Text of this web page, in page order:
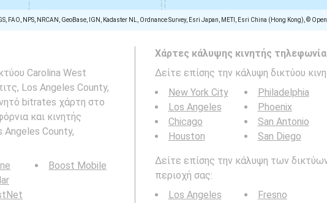
FAO, NPS, NRCAN, GeoBase, IGN, Kadaster NL, Ordnance Survey, Esri Japan, METI, Esri China (Hong Kong), ©
Carolina West
Los Angeles County,
bitrates χάρτη στο
και κινητής
County,
Boost Mobile
Χάρτες κάλυψης κινητής
Δείτε επίσης την κάλυψη δικτύου
New York City
Los Angeles
Chicago
Houston
Philadelphia
Phoenix
San Antonio
San Diego
Δείτε επίσης την κάλυψη των
περιοχή σας:
Los Angeles
Fresno